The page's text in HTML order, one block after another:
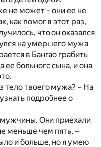
не может – они ее не
как помог в этот раз,
что он оказался
на умершего мужа
в Бангао грабить
ее больного сына, и она
тело твоего мужа? – На
подробнее о
мужчины. Они приехали
меньше чем пять, –
и больше, но я умею